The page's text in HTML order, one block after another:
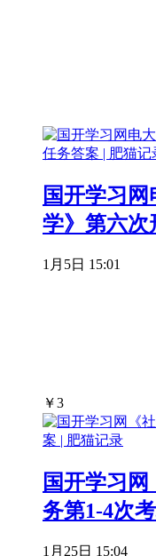
国开学习
学》第六次
1月5日 15:01
￥3
国开学习
务第1-4次
1月25日 15:04